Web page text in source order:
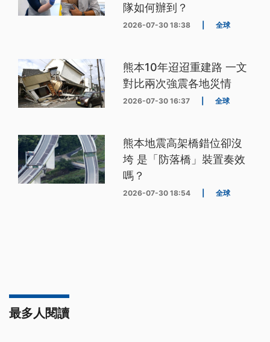
隊如何辦到？
2026-07-30 18:38 全球
熊本10年迢迢重建路 一文
對比兩次強震各地災情
2026-07-30 16:37 全球
熊本地震高架橋錯位卻沒
垮 是「防落橋」裝置奏效
嗎？
2026-07-30 18:54 全球
最多人閱讀